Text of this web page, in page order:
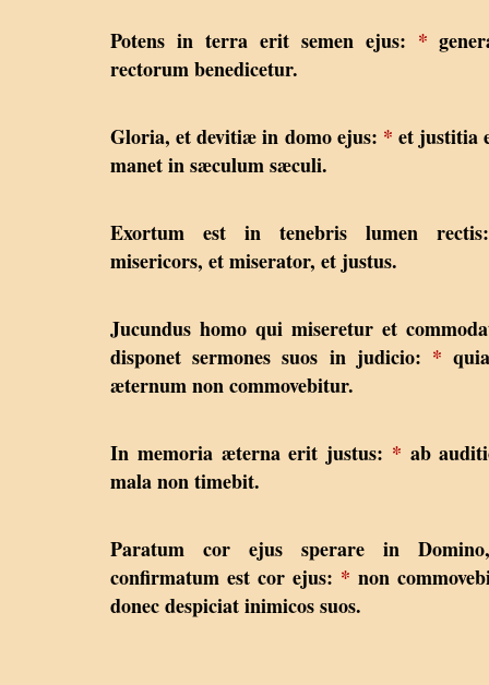
Potens in terra erit semen ejus: *
rectorum benedicetur.
Gloria, et devitiæ in domo ejus: * et justitia
manet in sæculum sæculi.
Exortum est in tenebris lumen
misericors, et miserator, et justus.
Jucundus homo qui miseretur et
disponet sermones suos in judicio: *
æternum non commovebitur.
In memoria æterna erit justus: * ab
mala non timebit.
Paratum cor ejus sperare in
confirmatum est cor ejus: * non
donec despiciat inimicos suos.